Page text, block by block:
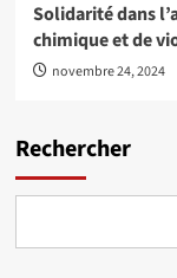
Solidarité dans
chimique et de
novembre 24, 2024
Rechercher